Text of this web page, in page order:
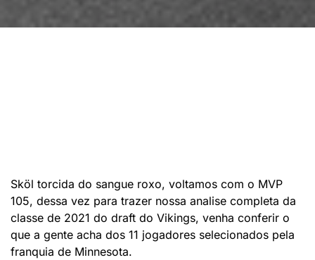
Sköl torcida do sangue roxo, voltamos com o MVP
105, dessa vez para trazer nossa analise completa da
classe de 2021 do draft do Vikings, venha conferir o
que a gente acha dos 11 jogadores selecionados pela
franquia de Minnesota.